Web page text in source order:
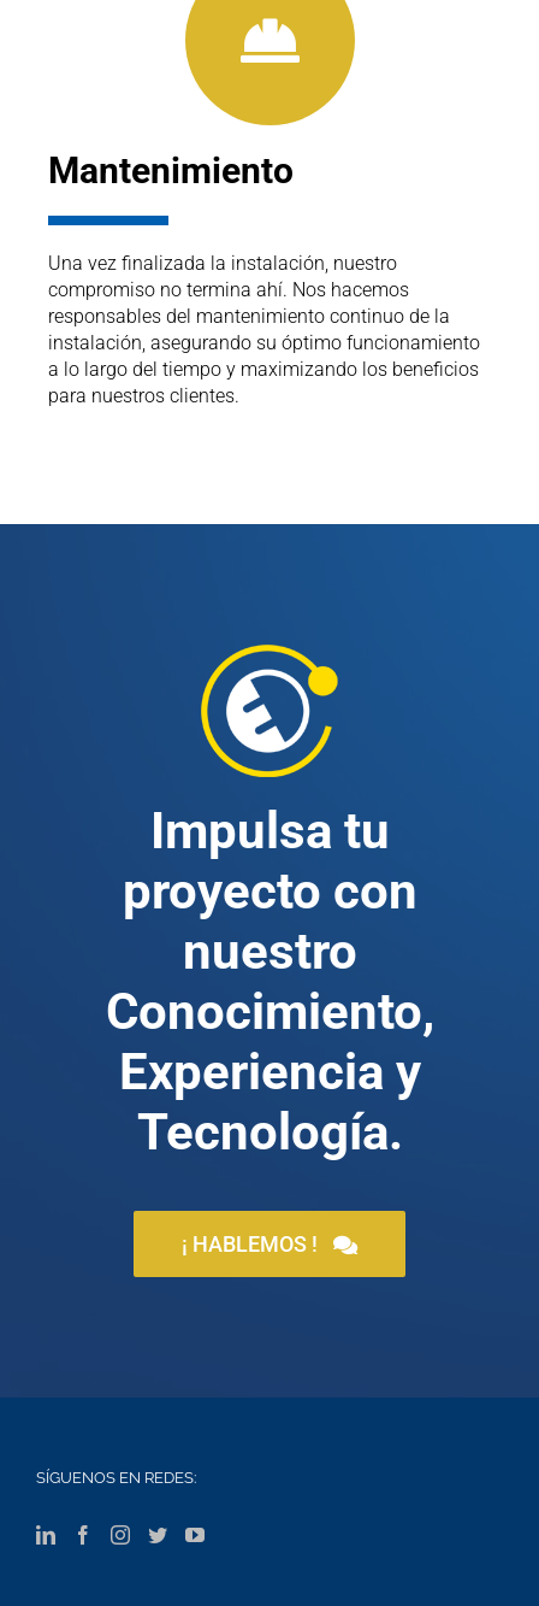
Mantenimiento
Una vez finalizada la instalación, nuestro
compromiso no termina ahí. Nos hacemos
responsables del mantenimiento continuo de la
instalación, asegurando su óptimo funcionamiento
a lo largo del tiempo y maximizando los beneficios
para nuestros clientes.
Impulsa tu
proyecto con
nuestro
Conocimiento,
Experiencia y
Tecnología.
¡ HABLEMOS !
SÍGUENOS EN REDES: